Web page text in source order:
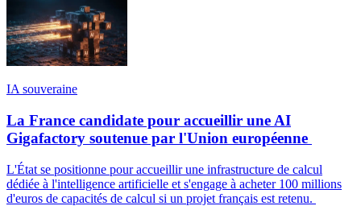
IA souveraine
La France candidate pour accueillir une AI
Gigafactory soutenue par l'Union européenne
L'État se positionne pour accueillir une infrastructure de calcul
dédiée à l'intelligence artificielle et s'engage à acheter 100 millions
d'euros de capacités de calcul si un projet français est retenu.